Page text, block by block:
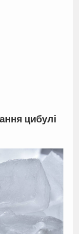
цибулі